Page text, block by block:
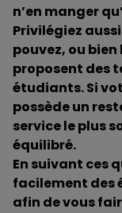
n’en manger
Privilégiez
pouvez, ou
proposent des
étudiants. Si
possède un
service le plus
équilibré.
En suivant ces
facilement des
afin de vous